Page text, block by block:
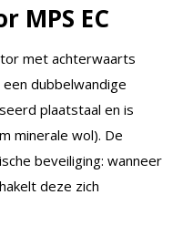
MPS EC
met achterwaarts
dubbelwandige
plaatstaal en is
minerale wol). De
beveiliging: wanneer
deze zich